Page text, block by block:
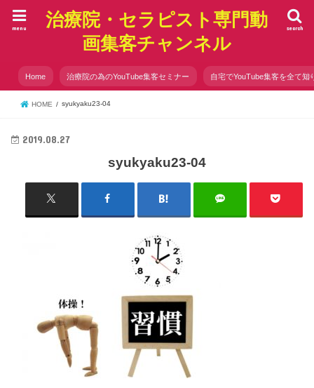
治療院・セラピスト専門動
画集客チャンネル
search
menu
Home 治療院の為のYouTube集客セミナー 自宅でYouTube集客を全て知
HOME syukyaku23-04
2019.08.27
syukyaku23-04